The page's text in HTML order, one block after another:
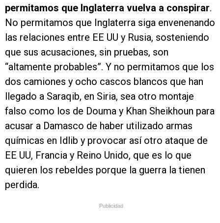
permitamos que Inglaterra vuelva a conspirar.
No permitamos que Inglaterra siga envenenando
las relaciones entre EE UU y Rusia, sosteniendo
que sus acusaciones, sin pruebas, son
“altamente probables”. Y no permitamos que los
dos camiones y ocho cascos blancos que han
llegado a Saraqib, en Siria, sea otro montaje
falso como los de Douma y Khan Sheikhoun para
acusar a Damasco de haber utilizado armas
químicas en Idlib y provocar así otro ataque de
EE UU, Francia y Reino Unido, que es lo que
quieren los rebeldes porque la guerra la tienen
perdida.
Publicidad